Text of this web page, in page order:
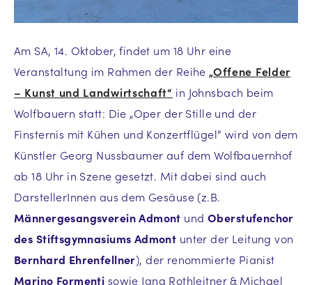
Am SA, 14. Oktober, findet um 18 Uhr eine
Veranstaltung im Rahmen der Reihe „Offene Felder
– Kunst und Landwirtschaft“ in Johnsbach beim
Wolfbauern statt: Die „Oper der Stille und der
Finsternis mit Kühen und Konzertflügel“ wird von dem
Künstler Georg Nussbaumer auf dem Wolfbauernhof
ab 18 Uhr in Szene gesetzt. Mit dabei sind auch
DarstellerInnen aus dem Gesäuse (z.B.
Männergesangsverein Admont undOberstufenchor
des Stiftsgymnasiums Admont unter der Leitung von
Bernhard Ehrenfellner), der renommierte Pianist
Marino Formenti sowie Jana Rothleitner & Michael